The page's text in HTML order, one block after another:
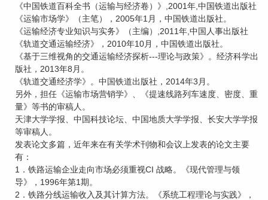
《中国铁道百科全书（运输与经济卷）》,2001年,中国铁道出版社
《运输市场学》（主笔），2005年1月，中国铁道出版社。
《运输经济专业知识与实务》（主编）,2011年,中国人事出版社
《轨道交通运输经济》，2010年10月，中国铁道出版社。
《基于三维视角的交通运输经济探析---理论与政策》。经济科学出
版社，2013年8月。
《轨道交通经济学》。中国铁道出版社，2014年3月。
另外，担任《运输市场营销学》、《提速线路列车速度、密度、重
量》等书的审稿人。
天津大学学报、中国科技论坛、中国地质大学学报、长安大学学报
等审稿人。
发表论文多篇，近年来在有关学术刊物和会议上发表的论文主要
有：
1．铁路运输企业走向市场必须重视CI 战略。《现代管理与领
导》，1996年第1期。
2．铁路分线运输收入及其计算方法。《系统工程理论与实践》，